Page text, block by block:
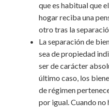
que es habitual que
hogar reciba una
otro tras la
La separación de
sea de propiedad
ser de carácter
último caso, los
de régimen
por igual. Cuando no